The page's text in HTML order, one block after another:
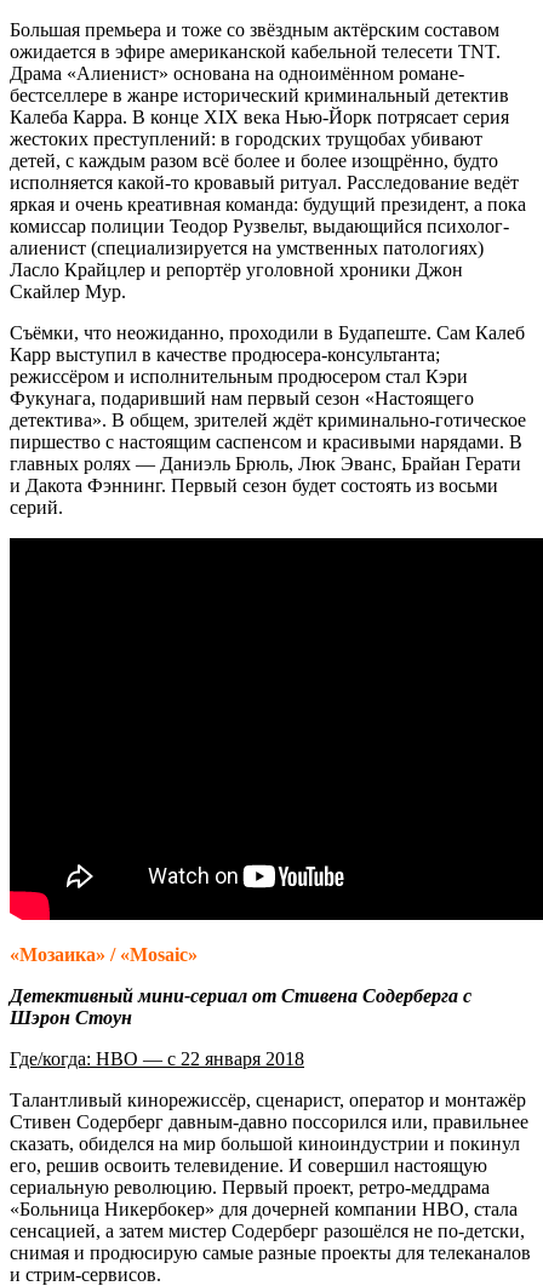
Большая премьера и тоже со звёздным актёрским составом
ожидается в эфире американской кабельной телесети TNT.
Драма «Алиенист» основана на одноимённом романе-
бестселлере в жанре исторический криминальный детектив
Калеба Карра. В конце XIX века Нью-Йорк потрясает серия
жестоких преступлений: в городских трущобах убивают
детей, с каждым разом всё более и более изощрённо, будто
исполняется какой-то кровавый ритуал. Расследование ведёт
яркая и очень креативная команда: будущий президент, а пока
комиссар полиции Теодор Рузвельт, выдающийся психолог-
алиенист (специализируется на умственных патологиях)
Ласло Крайцлер и репортёр уголовной хроники Джон
Скайлер Мур.
Съёмки, что неожиданно, проходили в Будапеште. Сам Калеб
Карр выступил в качестве продюсера-консультанта;
режиссёром и исполнительным продюсером стал Кэри
Фукунага, подаривший нам первый сезон «Настоящего
детектива». В общем, зрителей ждёт криминально-готическое
пиршество с настоящим саспенсом и красивыми нарядами. В
главных ролях — Даниэль Брюль, Люк Эванс, Брайан Герати
и Дакота Фэннинг. Первый сезон будет состоять из восьми
серий.
«Мозаика» / «Mosaic»
Детективный мини-сериал от Стивена Содерберга с
Шэрон Стоун
Где/когда: HBO — с 22 января 2018
Талантливый кинорежиссёр, сценарист, оператор и монтажёр
Стивен Содерберг давным-давно поссорился или, правильнее
сказать, обиделся на мир большой киноиндустрии и покинул
его, решив освоить телевидение. И совершил настоящую
сериальную революцию. Первый проект, ретро-меддрама
«Больница Никербокер» для дочерней компании HBO, стала
сенсацией, а затем мистер Содерберг разошёлся не по-детски,
снимая и продюсирую самые разные проекты для телеканалов
и стрим-сервисов.